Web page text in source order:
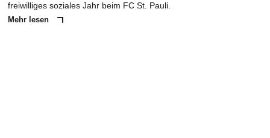
freiwilliges soziales Jahr beim FC St. Pauli.
Mehr lesen